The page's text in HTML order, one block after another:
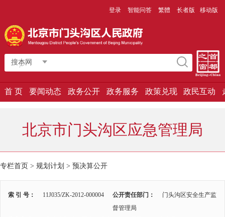
登录 智能问答 繁體 长者版 移动版
搜本网
首 页 要闻动态 政务公开 政务服务 政策兑现 政民互动
北京市门头沟区应急管理局
专栏首页 > 规划计划 > 预决算公开
索 引 号： 11J035/ZK-2012-000004 公开责任部门：
门头沟区安全生产监
督管理局